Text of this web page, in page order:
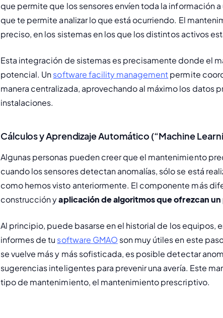
que permite que los sensores envíen toda la información a
que te permite analizar lo que está ocurriendo. El
preciso, en los sistemas en los que los distintos activos
Esta integración de sistemas es precisamente donde el
potencial. Un software facility management permite
manera centralizada, aprovechando al máximo los datos
instalaciones.
Cálculos y Aprendizaje Automático (“Machine
Algunas personas pueden creer que el mantenimiento
cuando los sensores detectan anomalías, sólo se está
como hemos visto anteriormente. El componente más
construcción y aplicación de algoritmos que ofrezcan
Al principio, puede basarse en el historial de los equipos,
informes de tu software GMAO son muy útiles en este
se vuelve más y más sofisticada, es posible detectar
sugerencias inteligentes para prevenir una avería. Este
tipo de mantenimiento, el mantenimiento prescriptivo.